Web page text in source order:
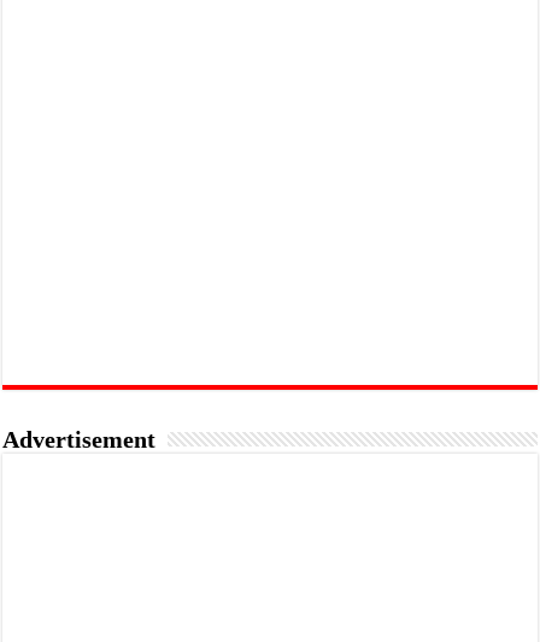
Advertisement